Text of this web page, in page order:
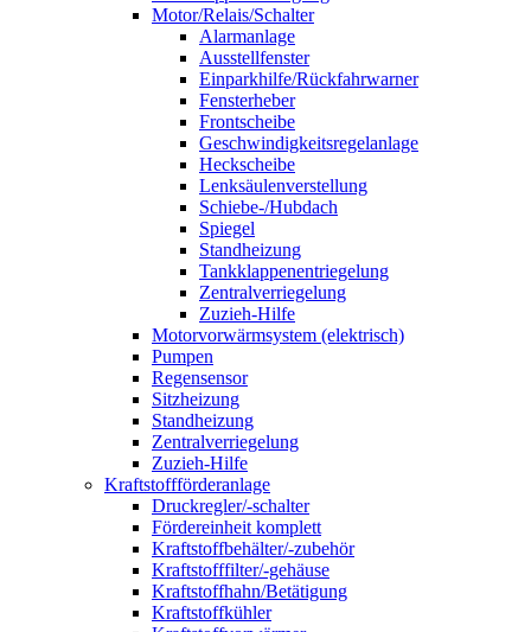
Motor/Relais/Schalter
Alarmanlage
Ausstellfenster
Einparkhilfe/Rückfahrwarner
Fensterheber
Frontscheibe
Geschwindigkeitsregelanlage
Heckscheibe
Lenksäulenverstellung
Schiebe-/Hubdach
Spiegel
Standheizung
Tankklappenentriegelung
Zentralverriegelung
Zuzieh-Hilfe
Motorvorwärmsystem (elektrisch)
Pumpen
Regensensor
Sitzheizung
Standheizung
Zentralverriegelung
Zuzieh-Hilfe
Kraftstoffförderanlage
Druckregler/-schalter
Fördereinheit komplett
Kraftstoffbehälter/-zubehör
Kraftstofffilter/-gehäuse
Kraftstoffhahn/Betätigung
Kraftstoffkühler